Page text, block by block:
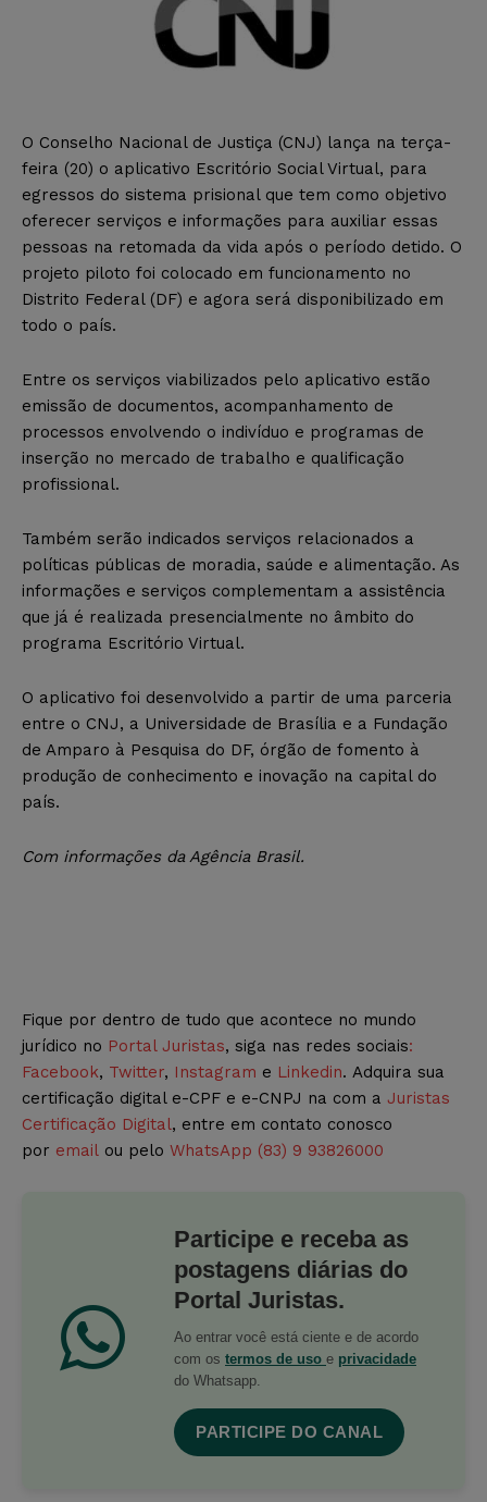
O Conselho Nacional de Justiça (CNJ) lança na terça-
feira (20) o aplicativo Escritório Social Virtual, para
egressos do sistema prisional que tem como objetivo
oferecer serviços e informações para auxiliar essas
pessoas na retomada da vida após o período detido. O
projeto piloto foi colocado em funcionamento no
Distrito Federal (DF) e agora será disponibilizado em
todo o país.
Entre os serviços viabilizados pelo aplicativo estão
emissão de documentos, acompanhamento de
processos envolvendo o indivíduo e programas de
inserção no mercado de trabalho e qualificação
profissional.
Também serão indicados serviços relacionados a
políticas públicas de moradia, saúde e alimentação. As
informações e serviços complementam a assistência
que já é realizada presencialmente no âmbito do
programa Escritório Virtual.
O aplicativo foi desenvolvido a partir de uma parceria
entre o CNJ, a Universidade de Brasília e a Fundação
de Amparo à Pesquisa do DF, órgão de fomento à
produção de conhecimento e inovação na capital do
país.
Com informações da Agência Brasil.
Fique por dentro de tudo que acontece no mundo
jurídico no Portal Juristas, siga nas redes sociais:
Facebook, Twitter, Instagram e Linkedin. Adquira sua
certificação digital e-CPF e e-CNPJ na com a Juristas
Certificação Digital, entre em contato conosco
por email ou pelo WhatsApp (83) 9 93826000
Participe e receba as
postagens diárias do
Portal Juristas.
Ao entrar você está ciente e de acordo
com os termos de uso e privacidade
do Whatsapp.
PARTICIPE DO CANAL